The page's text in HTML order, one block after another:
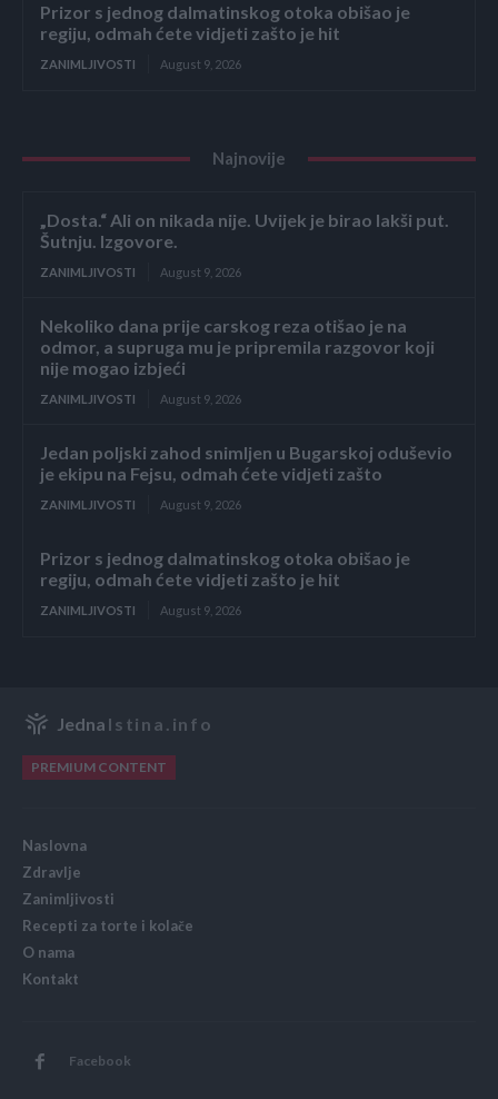
Prizor s jednog dalmatinskog otoka obišao je
regiju, odmah ćete vidjeti zašto je hit
ZANIMLJIVOSTI August 9, 2026
Najnovije
„Dosta.“ Ali on nikada nije. Uvijek je birao lakši put.
Šutnju. Izgovore.
ZANIMLJIVOSTI August 9, 2026
Nekoliko dana prije carskog reza otišao je na
odmor, a supruga mu je pripremila razgovor koji
nije mogao izbjeći
ZANIMLJIVOSTI August 9, 2026
Jedan poljski zahod snimljen u Bugarskoj oduševio
je ekipu na Fejsu, odmah ćete vidjeti zašto
ZANIMLJIVOSTI August 9, 2026
Prizor s jednog dalmatinskog otoka obišao je
regiju, odmah ćete vidjeti zašto je hit
ZANIMLJIVOSTI August 9, 2026
Jedna Istina.info
PREMIUM CONTENT
Naslovna
Zdravlje
Zanimljivosti
Recepti za torte i kolače
O nama
Kontakt
Facebook